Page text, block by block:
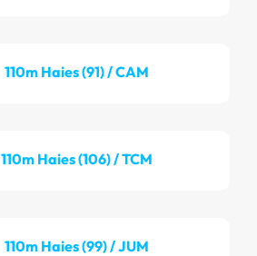
110m Haies (91) / CAM
110m Haies (106) / TCM
110m Haies (99) / JUM